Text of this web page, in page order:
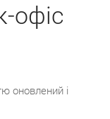
офіс
оновлений i